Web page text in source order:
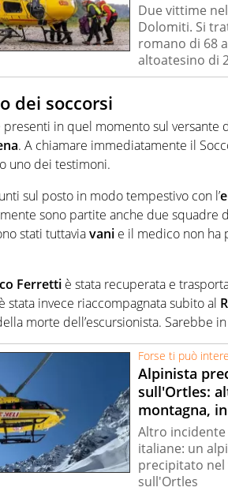
Due vittime
Dolomiti. Si
romano di 68
altoatesino di
dei soccorsi
presenti in quel momento sul versante
. A chiamare immediatamente il
uno dei testimoni.
sul posto in modo tempestivo con l’
sono partite anche due squadre
stati tuttaviavani e il medico non ha
Ferretti è stata recuperata e
stata invece riaccompagnata subito al
morte dell’escursionista. Sarebbe
Forse ti può
Alpinista
sull'Ortles:
montagna,
Altro
italiane: un
precipitato
sull'Ortles